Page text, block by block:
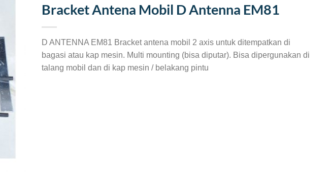
Bracket Antena Mobil D Antenna EM81
D ANTENNA EM81 Bracket antena mobil 2 axis untuk ditempatkan di
bagasi atau kap mesin. Multi mounting (bisa diputar). Bisa dipergunakan di
talang mobil dan di kap mesin / belakang pintu